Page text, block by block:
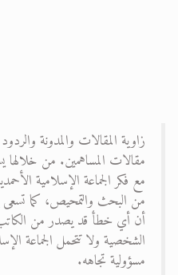
زاوية المقالات والمدونة
مقالات المساهمين. من خلالها
مع فكر الجماعة الإسلامية
من البحث والتمحيص، كما تسعى
أن أي خطأ قد يصدر من
الشخصية ولا تتحمل الجماعة
مسؤولية تجاهه.